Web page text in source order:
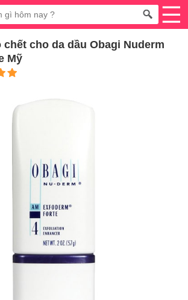
chết cho da dầu Obagi Nuderm
Mỹ